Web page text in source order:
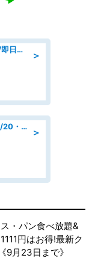
＞
営業/商社でのルート営業のお仕事/即日勤務可/車通勤可/営業
＞
検品・検査/高収入/日払いOK/日勤/20・30・40代活躍中/製造 工場
・パン食べ放題&
円はお得!最新ク
9月23日まで》